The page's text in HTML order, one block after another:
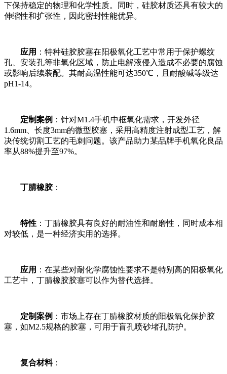
下保持稳定的物理和化学性质。同时，硅胶材质还具有较大的
伸缩性和扩张性，因此密封性能优异。
应用 ：特种硅胶胶塞在阳极氧化工艺中常用于保护螺纹
孔、安装孔等非氧化区域，防止电解液侵入造成不必要的腐蚀
或影响后续装配。其耐高温性能可达350℃，且耐酸碱等级达
pH1-14。
定制案例 ：针对M1.4手机中框氧化需求，开发外径
1.6mm、长度3mm的微型胶塞，采用高精度注射成型工艺，解
决传统切割工艺的毛刺问题。该产品助力某品牌手机氧化良品
率从88%提升至97%。
丁腈橡胶：
特性 ：丁腈橡胶具有良好的耐油性和耐磨性，同时成本相
对较低，是一种经济实用的选择。
应用 ：在某些对耐化学腐蚀性要求不是特别高的阳极氧化
工艺中，丁腈橡胶胶塞可以作为替代选择。
定制案例 ：市场上存在丁腈橡胶材质的阳极氧化保护胶
塞，如M2.5规格的胶塞，可用于盲孔喷砂堵孔防护。
复合材料：